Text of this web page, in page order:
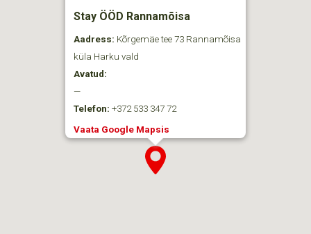
Stay ÖÖD Rannamõisa
Aadress: Kõrgemäe tee 73 Rannamõisa
küla Harku vald
Avatud:
—
Telefon: +372 533 347 72
Vaata Google Mapsis